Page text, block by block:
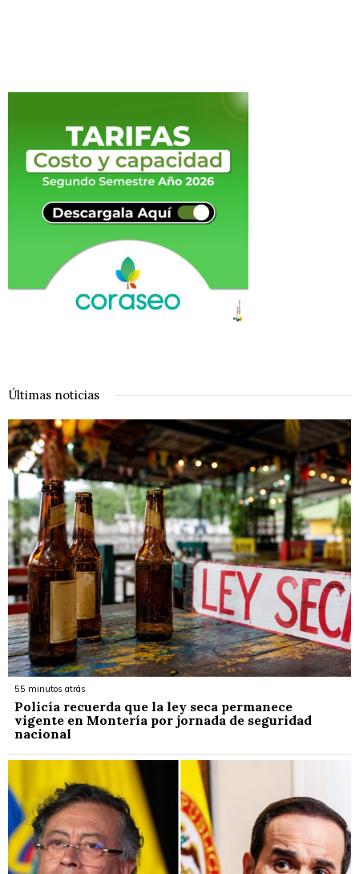
Últimas noticias
55 minutos atrás
Policía recuerda que la ley seca permanece
vigente en Montería por jornada de seguridad
nacional